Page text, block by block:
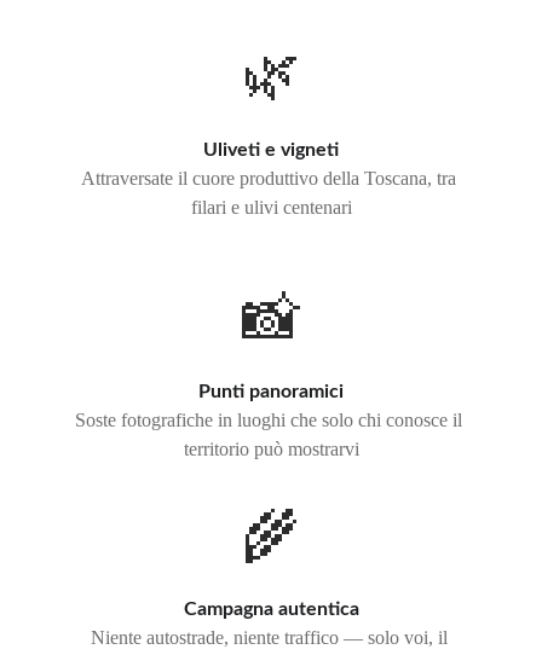
Uliveti e vigneti
Attraversate il cuore produttivo della Toscana, tra
filari e ulivi centenari
🌿
📸
Punti panoramici
Soste fotografiche in luoghi che solo chi conosce il
territorio può mostrarvi
Campagna autentica
Niente autostrade, niente traffico — solo voi, il
🌾